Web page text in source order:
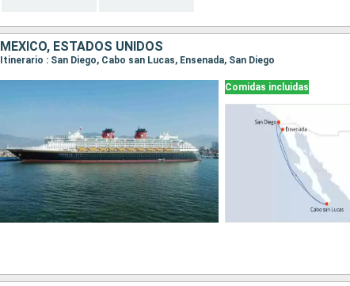
MÉXICO, ESTADOS UNIDOS
Itinerario : San Diego, Cabo san Lucas, Ensenada, San Diego
Comidas incluidas